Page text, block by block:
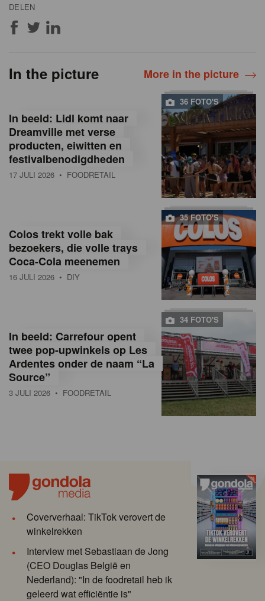
DELEN
In the picture More in the picture
36 FOTO'S
In beeld: Lidl komt naar
Dreamville met verse
producten, eiwitten en
festivalbenodigdheden
17 JULI 2026 • FOODRETAIL
35 FOTO'S
Colos trekt volle bak
bezoekers, die volle trays
Coca-Cola meenemen
16 JULI 2026 • DIY
34 FOTO'S
In beeld: Carrefour opent
twee pop-upwinkels op Les
Ardentes onder de naam “La
Source”
3 JULI 2026 • FOODRETAIL
Coververhaal: TikTok verovert de
winkelrekken
Interview met Sebastiaan de Jong
(CEO Douglas België en
Nederland): "In de foodretail heb ik
geleerd wat efficiëntie is"